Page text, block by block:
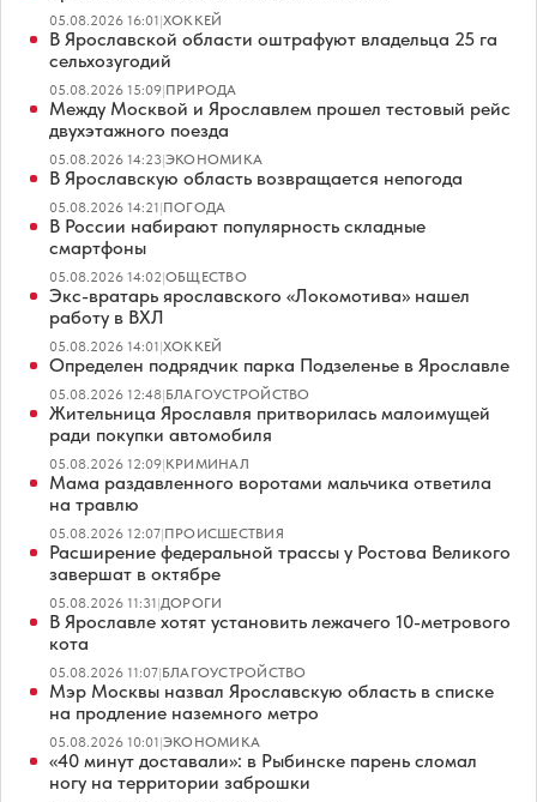
05.08.2026 16:01|ХОККЕЙ
В Ярославской области оштрафуют владельца 25 га
сельхозугодий
05.08.2026 15:09|ПРИРОДА
Между Москвой и Ярославлем прошел тестовый рейс
двухэтажного поезда
05.08.2026 14:23|ЭКОНОМИКА
В Ярославскую область возвращается непогода
05.08.2026 14:21|ПОГОДА
В России набирают популярность складные
смартфоны
05.08.2026 14:02|ОБЩЕСТВО
Экс-вратарь ярославского «Локомотива» нашел
работу в ВХЛ
05.08.2026 14:01|ХОККЕЙ
Определен подрядчик парка Подзеленье в Ярославле
05.08.2026 12:48|БЛАГОУСТРОЙСТВО
Жительница Ярославля притворилась малоимущей
ради покупки автомобиля
05.08.2026 12:09|КРИМИНАЛ
Мама раздавленного воротами мальчика ответила
на травлю
05.08.2026 12:07|ПРОИСШЕСТВИЯ
Расширение федеральной трассы у Ростова Великого
завершат в октябре
05.08.2026 11:31|ДОРОГИ
В Ярославле хотят установить лежачего 10-метрового
кота
05.08.2026 11:07|БЛАГОУСТРОЙСТВО
Мэр Москвы назвал Ярославскую область в списке
на продление наземного метро
05.08.2026 10:01|ЭКОНОМИКА
«40 минут доставали»: в Рыбинске парень сломал
ногу на территории заброшки